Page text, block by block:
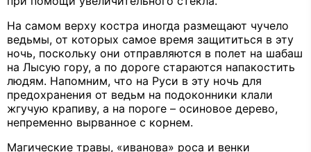
На самом верху костра иногда размещают чучело
ведьмы, от которых самое время защититься в эту
ночь, поскольку они отправляются в полет на шабаш
на Лысую гору, а по дороге стараются напакостить
людям. Напомним, что на Руси в эту ночь для
предохранения от ведьм на подоконники клали
жгучую крапиву, а на пороге – осиновое дерево,
непременно вырванное с корнем.
Магические травы, «иванова» роса и венки